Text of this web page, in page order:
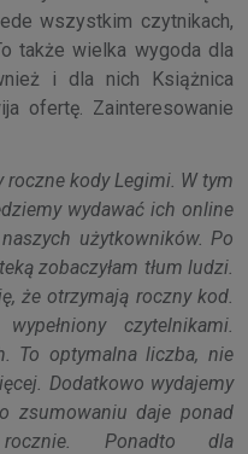
wszystkim czytnikach,
także wielka wygoda dla
i dla nich Książnica
ofertę. Zainteresowanie
kody Legimi. W tym
wydawać ich online
użytkowników. Po
zobaczyłam tłum ludzi.
że otrzymają roczny kod.
czytelnikami.
To optymalna liczba, nie
Dodatkowo wydajemy
zsumowaniu daje ponad
Ponadto dla